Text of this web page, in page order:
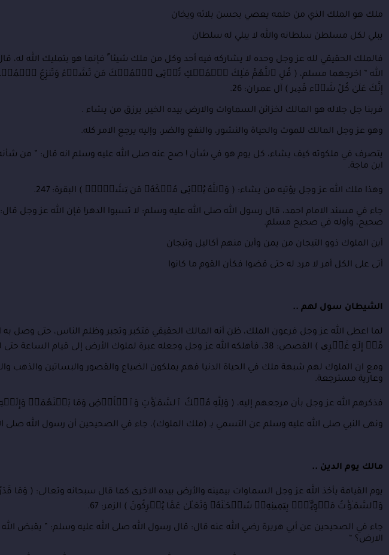
ملك هو الملك الذي من حلمه يعصي بحسن بلائه ويخان
يبلي لكل مسلطن سلطانه والله لا يبلي له سلطان
فالملك الحقيقي لله عز وجل وحده لا يشاركه فيه أحد وكل من ملك شيئا ً فإنما هو بتمليك الله له،
الله ” اخرجهما مسلم، ( قُلِ ٱللَّهُمَّ مَـٰلِكَ ٱلۡمُلۡكِ تُؤۡتِی ٱلۡمُلۡكَ مَن تَشَاۤءُ
إِنَّكَ عَلَىٰ كُلِّ شَیۡء قَدِیر ) آل عمران: 26.
فربنا جل جلاله هو المالك لخزائن السماوات والارض بيده الخير، يرزق من يشاء .
وهو عز وجل المالك للموت والحياة والنشور، والنفع والضر، وإليه يرجع الامر كله.
يتصرف في ملكوته كيف يشاء، كل يوم هو في شأن ! صح عنه صلى الله عليه وسلم انه قال: ” من
ابن ماجة.
وهذا ملك الله عز وجل يؤتيه من يشاء: ( وَٱللَّهُ یُؤۡتِی مُلۡكَهُۥ مَن یَشَاۤءُۚ ) البقرة: 247.
جاء في مسند الامام احمد، قال رسول الله صلى الله عليه وسلم: لا تسبوا الدهر! فإن الله عز وجل قال:
صحيح، وأوله في صحيح مسلم.
أين الملوك ذوو التيجان من يمن وأين منهم أكاليل وتيجان
أتى على الكل أمر لا مرد له حتى قضوا فكأن القوم ما كانوا
الشيطان سول لهم ..
لما اعطى الله عز وجل فرعون الملك، ظن أنه المالك الحقيقي فتكبر وتجبر وظلم الناس، حتى
مِّنۡ إِلَـٰهٍ غَیۡرِی ) القصص: 38، فأهلكه الله عز وجل وجعله عبرة لملوك الأرض إلى قيام الساعة حتى لا يطغيهم الملك وينسيهم أصلهم وضعفهم وميعادهم.
ومع ان الملوك لهم شبهة ملك في الحياة الدنيا فهم يملكون الضياع والقصور والبساتين والذهب
وعارية مسترجعة.
فذكرهم الله عز وجل بأن مرجعهم إليه، ( وَلِلَّهِ مُلۡكُ ٱلسَّمَـٰوَ ٰتِ وَٱلۡأَرۡضِ وَمَا بَیۡنَهُمَاۖ وَإِلَیۡهِ
ونهى النبي صلى الله عليه وسلم عن التسمي بـ (ملك الملوك)، جاء في الصحيحين أن رسول الله صلى
مالك يوم الدين ..
يوم القيامة يأخذ الله عز وجل السماوات بيمينه والأرض بيده الاخرى كما قال سبحانه
وَٱلسَّمَـٰوَ ٰتُ مَطۡوِیَّـٰتُۢ بِیَمِینِهِۦۚ سُبۡحَـٰنَهُۥ وَتَعَـٰلَىٰ عَمَّا یُشۡرِكُونَ ) الزمر: 67.
جاء في الصحيحين عن أبي هريرة رضي الله عنه قال: قال رسول الله صلى الله عليه وسلم: ” يقبض الله
الارض؟ “